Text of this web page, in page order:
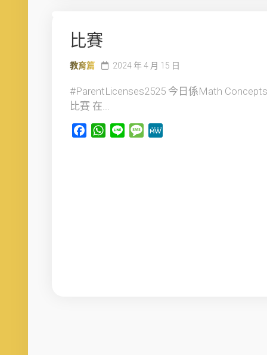
比賽
教育篇 2024 年 4 月 15 日
#ParentLicenses2525 今日係Math Concepts
比賽 在...
FacebookWhatsApp
Line Message